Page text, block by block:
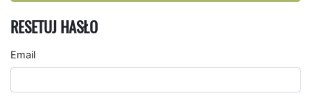
RESETUJ HASŁO
Email